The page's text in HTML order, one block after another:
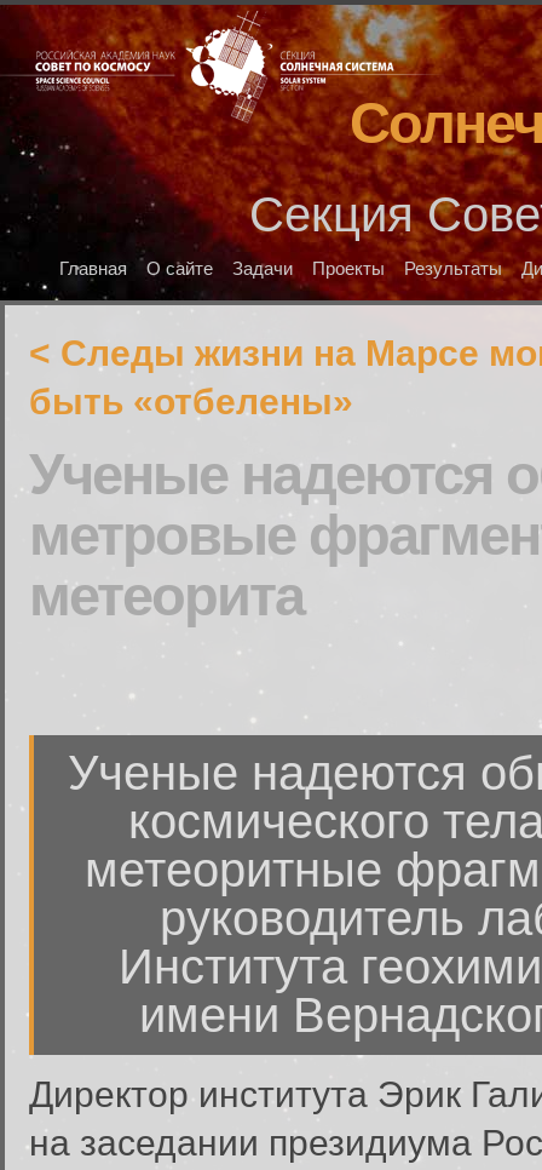
Секция
Главная О сайте Задачи Проекты Результаты
< Следы жизни на Марсе
быть «отбелены»
Ученые надеются
метровые
метеорита
Ученые надеются
космического
метеоритные
руководитель
Института
имени
Директор института Эрик
на заседании президиума